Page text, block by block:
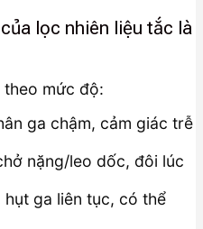
lọc nhiên liệu tắc là
theo mức độ:
ga chậm, cảm giác trễ
nặng/leo dốc, đôi lúc
hụt ga liên tục, có thể